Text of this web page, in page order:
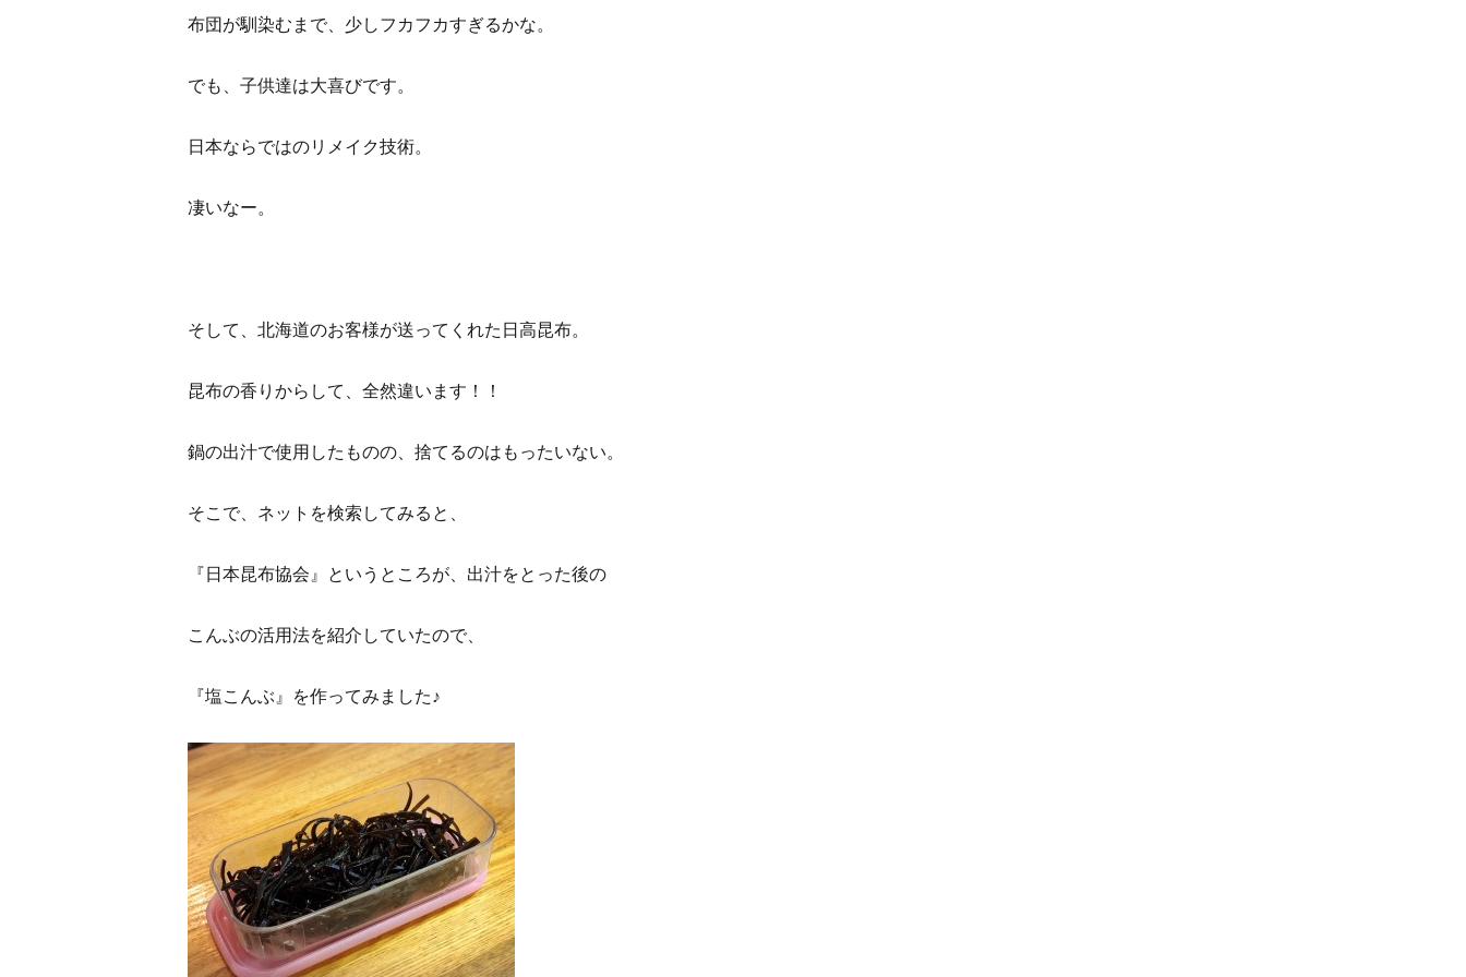
布団が馴染むまで、少しフカフカすぎるかな。
でも、子供達は大喜びです。
日本ならではのリメイク技術。
凄いなー。
そして、北海道のお客様が送ってくれた日高昆布。
昆布の香りからして、全然違います！！
鍋の出汁で使用したものの、捨てるのはもったいない。
そこで、ネットを検索してみると、
『日本昆布協会』というところが、出汁をとった後の
こんぶの活用法を紹介していたので、
『塩こんぶ』を作ってみました♪